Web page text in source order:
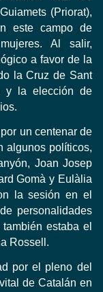
(Priorat),
este campo de
mujeres. Al
salir,
a favor de la
la Cruz de Sant
y la elección de
.
por un centenar de
algunos políticos,
Joan Josep
Gomày Eulàlia
la sesión en el
personalidades
también estaba el
Rossell .
por el pleno del
de Catalán en